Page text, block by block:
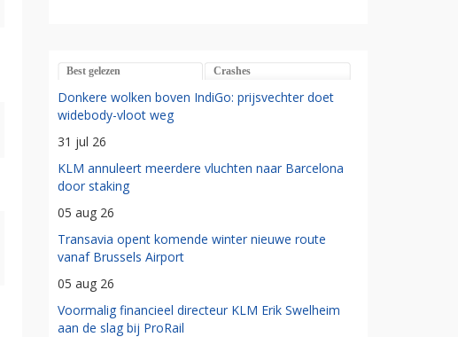
Best gelezen Crashes
Donkere wolken boven IndiGo: prijsvechter doet
widebody-vloot weg
31 jul 26
KLM annuleert meerdere vluchten naar Barcelona
door staking
05 aug 26
Transavia opent komende winter nieuwe route
vanaf Brussels Airport
05 aug 26
Voormalig financieel directeur KLM Erik Swelheim
aan de slag bij ProRail